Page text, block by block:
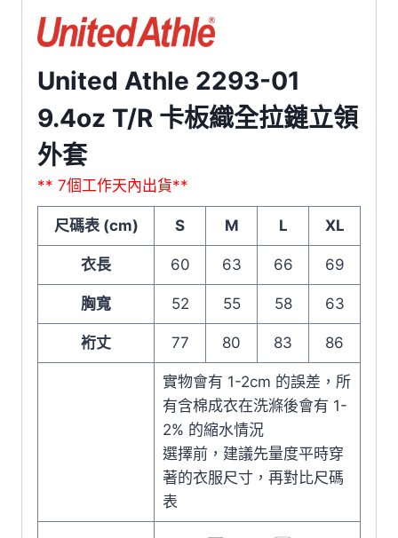
United Athle 2293-01
9.4oz T/R 卡板織全拉鏈立領
外套
** 7個工作天內出貨**
尺碼表 (cm) S M L XL
衣長 60 63 66 69
胸寬 52 55 58 63
裄丈 77 80 83 86
實物會有 1-2cm 的誤差，所
有含棉成衣在洗滌後會有 1-
2% 的縮水情況
選擇前，建議先量度平時穿
著的衣服尺寸，再對比尺碼
表